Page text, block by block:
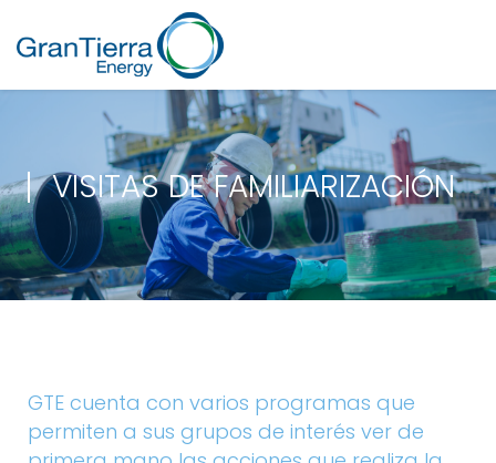
VISITAS DE FAMILIARIZACIÓN
GTE cuenta con varios programas que
permiten a sus grupos de interés ver de